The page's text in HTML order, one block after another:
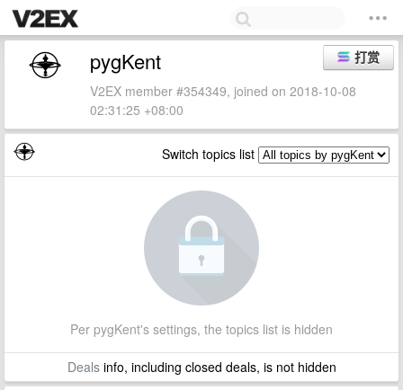
打赏
pygKent
V2EX member #354349, joined on 2018-10-08
02:31:25 +08:00
Switch topics list
Per pygKent's settings, the topics list is hidden
Dealsinfo, including closed deals, is not hidden